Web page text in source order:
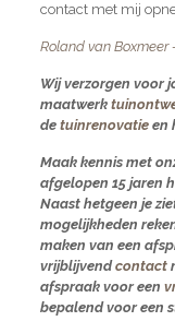
contact met mij
Roland van Boxmeer
Wij verzorgen voor
maatwerk
detuinrenovatieen
Maak kennis met
afgelopen 15 jaren
Naast hetgeen je
mogelijkheden
maken van een
vrijblijvendcontact
afspraak voor een
bepalend voor een